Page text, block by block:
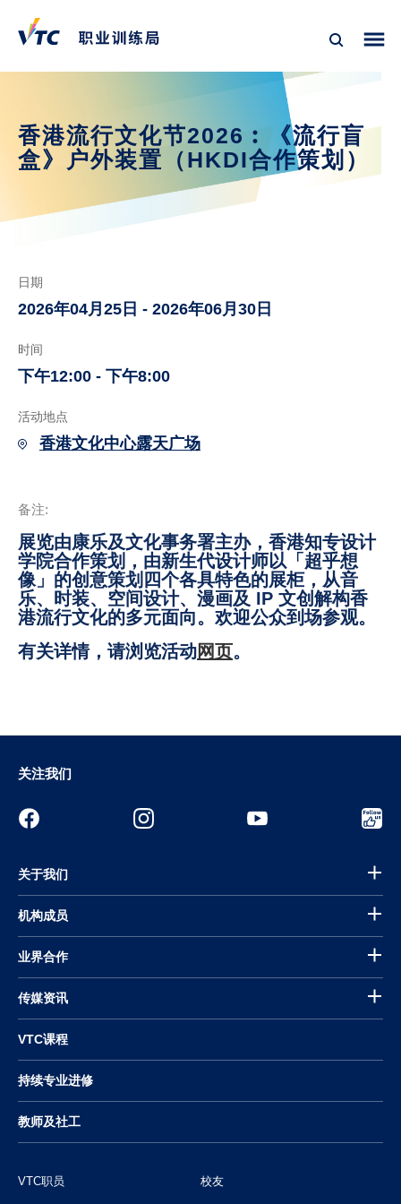
香港流行文化节2026︰《流行盲
盒》户外装置（HKDI合作策划）
日期
2026年04月25日 - 2026年06月30日
时间
下午12:00 - 下午8:00
活动地点
香港文化中心露天广场
备注:
展览由康乐及文化事务署主办，香港知专设计
学院合作策划，由新生代设计师以「超乎想
像」的创意策划四个各具特色的展柜，从音
乐、时装、空间设计、漫画及 IP 文创解构香
港流行文化的多元面向。欢迎公众到场参观。
有关详情，请浏览活动网页。
关注我们
关于我们
机构成员
业界合作
传媒资讯
VTC课程
持续专业进修
教师及社工
VTC职员 校友